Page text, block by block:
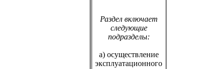
Раздел включает
следующие
подразделы:
а) осуществление
эксплуатационного